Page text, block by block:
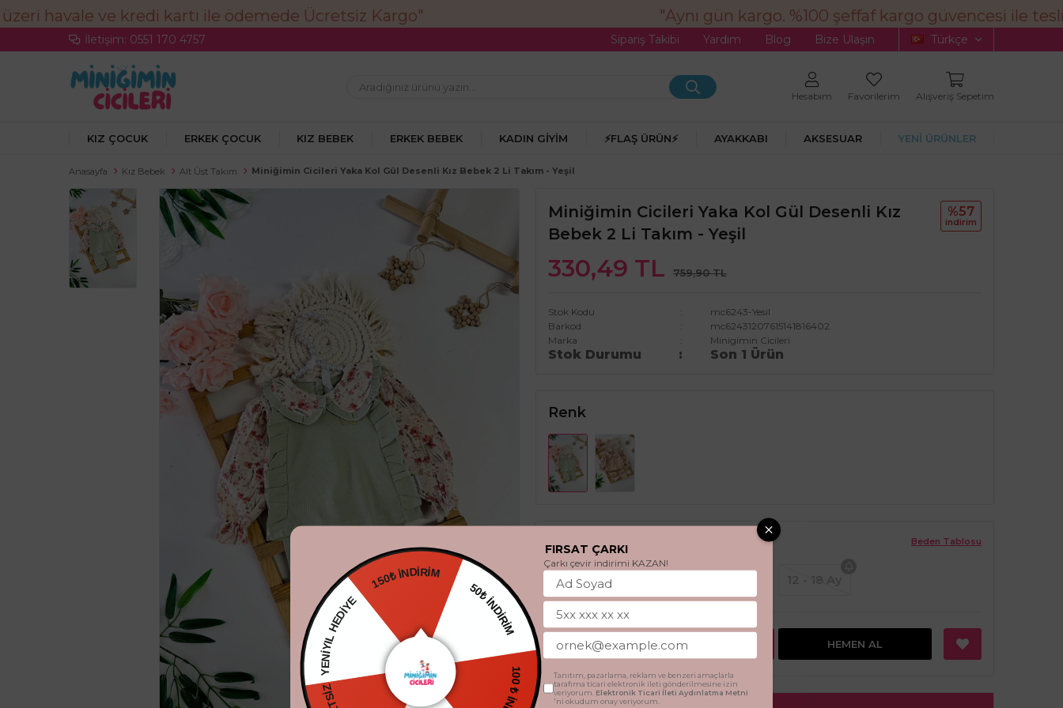
"Aynı gün kargo. %100 şeffaf kargo güvencesi ile
İletişim: 0551 170 4757 Sipariş Takibi Yardım Blog Bize Ulaşın Türkçe
Hesabım Favorilerim Alışveriş Sepetim
KIZ ÇOCUK ERKEK ÇOCUK KIZ BEBEK ERKEK BEBEK KADIN GIYIM ⚡FLAŞ ÜRÜN⚡ AYAKKABI AKSESUAR YENİ ÜRÜNLER
Anasayfa Kız Bebek Alt Üst Takım Miniğimin Cicileri Yaka Kol Gül Desenli Kız Bebek 2 Li Takım - Yeşil
Miniğimin Cicileri Yaka Kol Gül Desenli Kız
Bebek 2 Li Takım - Yeşil
330,49 TL 759,90 TL
%57
i̇ndi̇ri̇m
Stok Kodu
mc6243-Yesil
Barkod
mc62431207615141816402
Marka
Minigimin Cicileri
Stok Durumu Son 1 Ürün
Renk
Beden Tablosu
Beden
3 - 6 Ay
SEPETE EKLE HEMEN AL
150₺ İNDİRİM
50₺ İNDİRİM
YENİYIL HEDİYE
FIRSAT ÇARKI
Çarkı çevir indirimi KAZAN!
Tanıtım, pazarlama, reklam ve benzeri amaçlarla
tarafıma ticari elektronik ileti gönderilmesine izin
veriyorum. Elektronik Ticari İleti Aydınlatma Metni
'ni okudum onay veriyorum.